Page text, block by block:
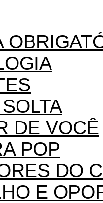
DE VOCÊ
POP
DO
E